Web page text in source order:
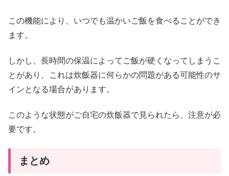
この機能により、いつでも温かいご飯を食べることができ
ます。
しかし、長時間の保温によってご飯が硬くなってしまうこ
とがあり、これは炊飯器に何らかの問題がある可能性のサ
インとなる場合があります。
このような状態がご自宅の炊飯器で見られたら、注意が必
要です。
まとめ